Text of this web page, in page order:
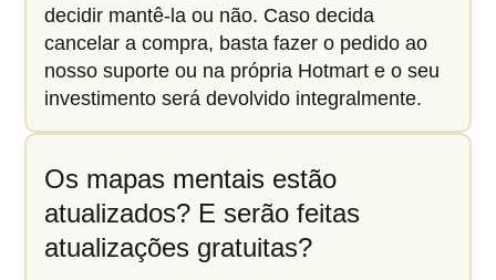
decidir mantê-la ou não. Caso decida
cancelar a compra, basta fazer o pedido ao
nosso suporte ou na própria Hotmart e o seu
investimento será devolvido integralmente.
Os mapas mentais estão
atualizados? E serão feitas
atualizações gratuitas?